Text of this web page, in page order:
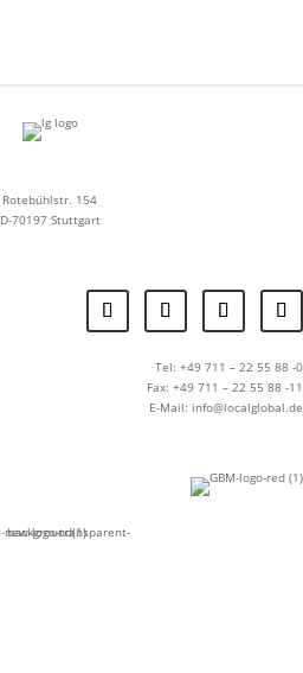
Rotebühlstr. 154
D-70197 Stuttgart
Tel: +49 711 – 22 55 88 -0
Fax: +49 711 – 22 55 88 -11
E-Mail: info@localglobal.de